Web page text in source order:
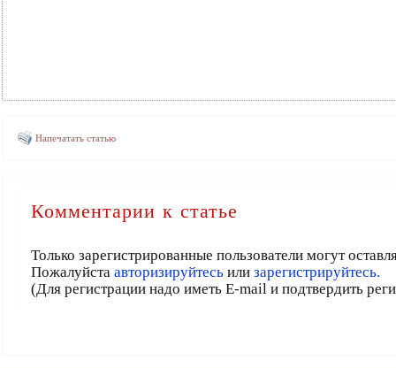
Напечатать статью
Комментарии к статье
Только зарегистрированные пользователи могут
Пожалуйста авторизируйтесьили зарегистрируйтесь.
(Для регистрации надо иметь E-mail и подтвердить